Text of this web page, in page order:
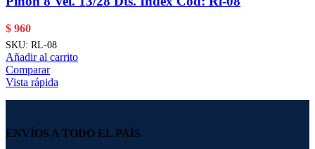
$ 960
SKU: RL-08
Añadir al carrito
Comparar
Vista rápida
ENVÍOS A TODO EL PAÍS